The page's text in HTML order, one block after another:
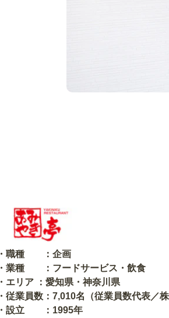
・職種 ：企画
・業種 ：フードサービス・飲食
・エリア ：愛知県・神奈川県
・従業員数：7,010名（従業員数代表／
・設立 ：1995年